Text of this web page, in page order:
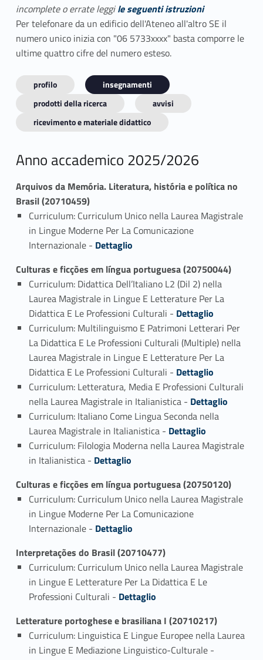
incomplete o errate leggile seguenti istruzioni
Per telefonare da un edificio dell'Ateneo all'altro SE il
numero unico inizia con "06 5733xxxx" basta comporre le
ultime quattro cifre del numero esteso.
profilo
insegnamenti
prodotti della ricerca
avvisi
ricevimento e materiale didattico
Anno accademico 2025/2026
Arquivos da Memória. Literatura, história e política no
Brasil (20710459)
Curriculum: Curriculum Unico nella Laurea Magistrale
in Lingue Moderne Per La Comunicazione
Internazionale - Link identifier #identifier_person_110849-1
Dettaglio
Culturas e ficções em língua portuguesa (20750044)
Curriculum: Didattica Dell’Italiano L2 (Dil 2) nella
Laurea Magistrale in Lingue E Letterature Per La
Didattica E Le Professioni Culturali - Link identifier #identifier_person_161465-1
Dettaglio
Curriculum: Multilinguismo E Patrimoni Letterari Per
La Didattica E Le Professioni Culturali (Multiple) nella
Laurea Magistrale in Lingue E Letterature Per La
Didattica E Le Professioni Culturali - Link identifier #identifier_person_48865-2
Dettaglio
Curriculum: Letteratura, Media E Professioni Culturali
nella Laurea Magistrale in Italianistica - Link identifier #identifier_person_148404-3
Dettaglio
Curriculum: Italiano Come Lingua Seconda nella
Laurea Magistrale in Italianistica - Link identifier #identifier_person_69759-4
Dettaglio
Curriculum: Filologia Moderna nella Laurea Magistrale
in Italianistica - Link identifier #identifier_person_60381-5
Dettaglio
Culturas e ficções em língua portuguesa (20750120)
Curriculum: Curriculum Unico nella Laurea Magistrale
in Lingue Moderne Per La Comunicazione
Internazionale - Link identifier #identifier_person_131204-1
Dettaglio
Interpretações do Brasil (20710477)
Curriculum: Curriculum Unico nella Laurea Magistrale
in Lingue E Letterature Per La Didattica E Le
Professioni Culturali - Link identifier #identifier_person_184329-1
Dettaglio
Letterature portoghese e brasiliana I (20710217)
Curriculum: Linguistica E Lingue Europee nella Laurea
in Lingue E Mediazione Linguistico-Culturale -